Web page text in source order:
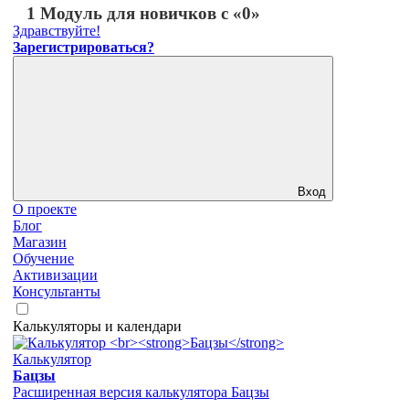
1 Модуль для новичков с «0»
Здравствуйте!
Зарегистрироваться?
Вход
О проекте
Блог
Магазин
Обучение
Активизации
Консультанты
Калькуляторы и календари
Калькулятор
Бацзы
Расширенная версия калькулятора Бацзы